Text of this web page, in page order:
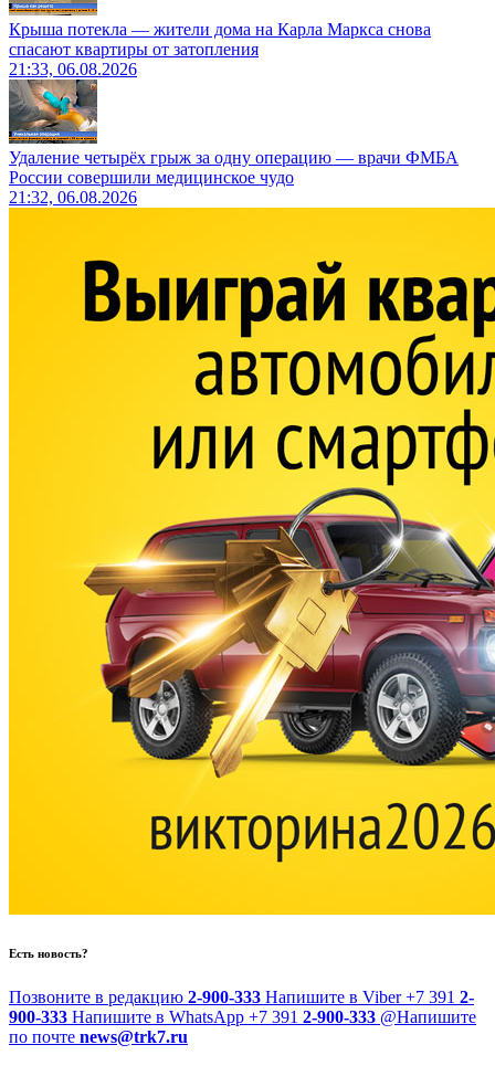
Крыша потекла — жители дома на Карла Маркса снова
спасают квартиры от затопления
21:33, 06.08.2026
Удаление четырёх грыж за одну операцию — врачи ФМБА
России совершили медицинское чудо
21:32, 06.08.2026
Есть новость?
Позвоните в редакцию 2-900-333 Напишите в Viber +7 391 2-
900-333 Напишите в WhatsApp +7 391 2-900-333 @Напишите
по почте news@trk7.ru